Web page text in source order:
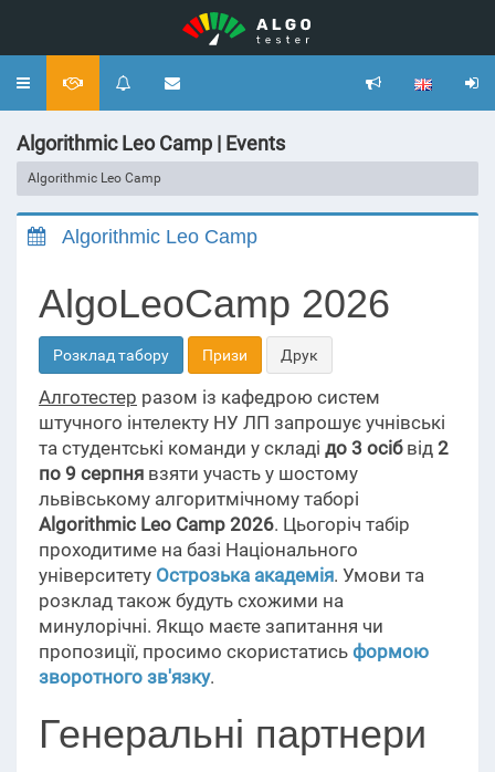
Toggle
Algorithmic Leo Camp | Events
Algorithmic Leo Camp
Algorithmic Leo Camp
AlgoLeoCamp 2026
Розклад табору Призи Друк
Алготестер разом із кафедрою систем
штучного інтелекту НУ ЛП запрошує учнівські
та студентські команди у складі до 3 осібвід 2
по 9 серпня взяти участь у шостому
львівському алгоритмічному таборі
Algorithmic Leo Camp 2026. Цьогоріч табір
проходитиме на базі Національного
університету Острозька академія. Умови та
розклад також будуть схожими на
минулорічні. Якщо маєте запитання чи
пропозиції, просимо скористатись формою
зворотного зв'язку.
Генеральні партнери